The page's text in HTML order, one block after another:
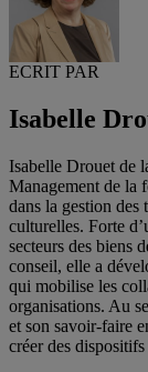
ECRIT PAR
Isabelle
Isabelle Drouet de
Management de la
dans la gestion des
culturelles. Forte
secteurs des biens
conseil, elle a
qui mobilise les
organisations. Au
et son savoir-faire
créer des